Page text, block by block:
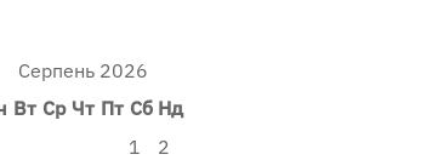
Серпень 2026
Вт Ср Чт Пт Сб Нд
1
2